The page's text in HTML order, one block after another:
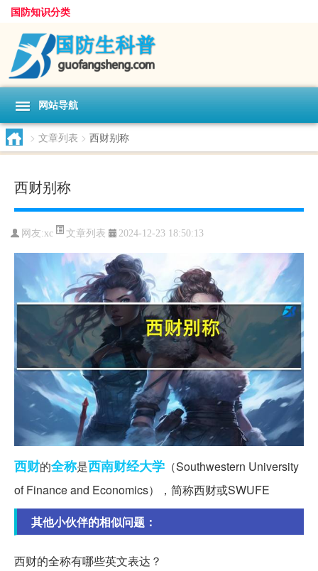
国防知识分类
网站导航
> 文章列表 > 西财别称
西财别称
网友:xc 文章列表 2024-12-23 18:50:13
西财的全称是西南财经大学 （Southwestern University
of Finance and Economics），简称西财或SWUFE
其他小伙伴的相似问题：
西财的全称有哪些英文表达？